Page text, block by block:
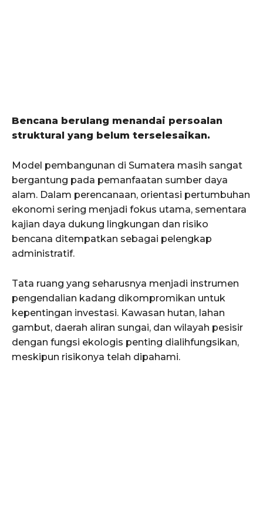
Bencana berulang menandai persoalan
struktural yang belum terselesaikan.
Model pembangunan di Sumatera masih sangat
bergantung pada pemanfaatan sumber daya
alam. Dalam perencanaan, orientasi pertumbuhan
ekonomi sering menjadi fokus utama, sementara
kajian daya dukung lingkungan dan risiko
bencana ditempatkan sebagai pelengkap
administratif.
Tata ruang yang seharusnya menjadi instrumen
pengendalian kadang dikompromikan untuk
kepentingan investasi. Kawasan hutan, lahan
gambut, daerah aliran sungai, dan wilayah pesisir
dengan fungsi ekologis penting dialihfungsikan,
meskipun risikonya telah dipahami.